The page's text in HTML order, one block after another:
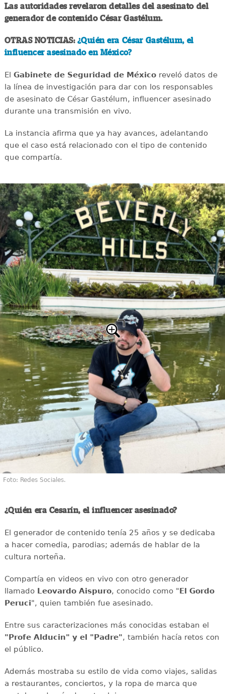
Las autoridades revelaron detalles del asesinato del
generador de contenido César Gastélum.
OTRAS NOTICIAS: ¿Quién era César Gastélum, el
influencer asesinado en México?
El Gabinete de Seguridad de Méxicoreveló datos de
la línea de investigación para dar con los responsables
de asesinato de César Gastélum, influencer asesinado
durante una transmisión en vivo.
La instancia afirma que ya hay avances, adelantando
que el caso está relacionado con el tipo de contenido
que compartía.
Foto: Redes Sociales.
¿Quién era Cesarín, el influencer asesinado?
El generador de contenido tenía 25 años y se dedicaba
a hacer comedia, parodias; además de hablar de la
cultura norteña.
Compartía en videos en vivo con otro generador
llamadoLeovardo Aispuro, conocido como " El Gordo
Peruci", quien también fue asesinado.
Entre sus caracterizaciones más conocidas estaban el
"Profe Alducin" y el "Padre", también hacía retos con
el público.
Además mostraba su estilo de vida como viajes, salidas
a restaurantes, conciertos, y la ropa de marca que